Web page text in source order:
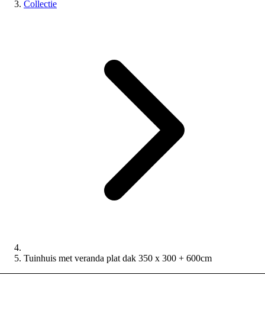
Collectie
Tuinhuis met veranda plat dak 350 x 300 + 600cm